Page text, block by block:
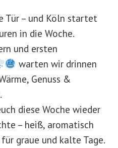
Tür – und Köln startet
in die Woche.
und ersten
warten wir drinnen
Genuss &
diese Woche wieder
– heiß, aromatisch
graue und kalte Tage.